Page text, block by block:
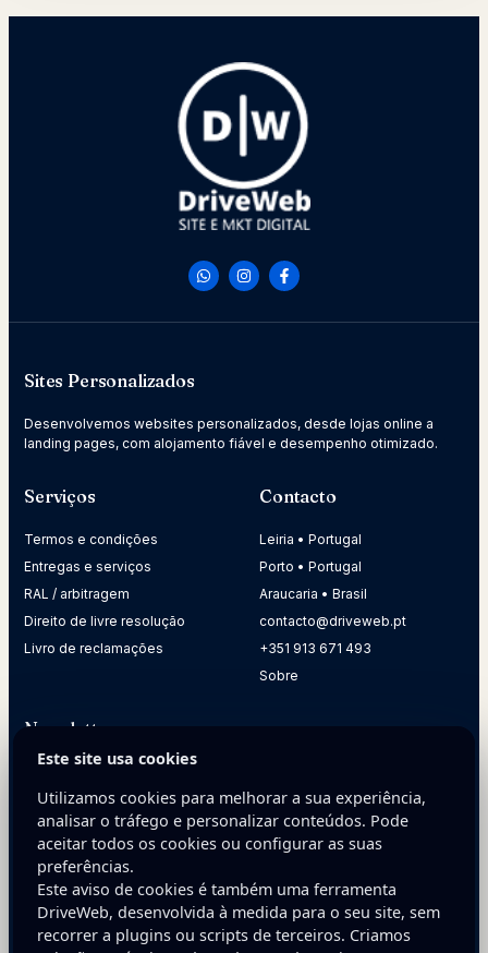
Sites Personalizados
Desenvolvemos websites personalizados, desde lojas online a
landing pages, com alojamento fiável e desempenho otimizado.
Serviços
Termos e condições
Entregas e serviços
RAL / arbitragem
Direito de livre resolução
Livro de reclamações
Contacto
Leiria • Portugal
Porto • Portugal
Araucaria • Brasil
contacto@driveweb.pt
+351 913 671 493
Sobre
Newsletter
sua empresa.
E-mail
Este site usa cookies
Utilizamos cookies para melhorar a sua experiência,
analisar o tráfego e personalizar conteúdos. Pode
aceitar todos os cookies ou configurar as suas
preferências.
Este aviso de cookies é também uma ferramenta
DriveWeb, desenvolvida à medida para o seu site, sem
recorrer a plugins ou scripts de terceiros. Criamos